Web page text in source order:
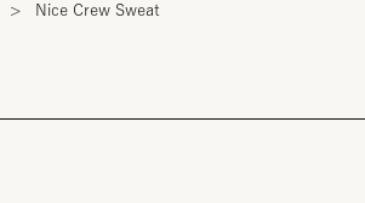
> Nice Crew Sweat